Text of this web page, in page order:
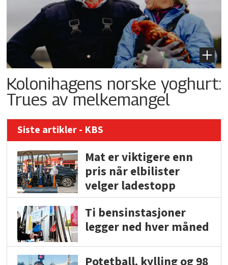
Kolonihagens norske yoghurt:
Trues av melkemangel
Siste artikler - KBS
Mat er viktigere enn
pris når elbilister
velger ladestopp
Ti bensinstasjoner
legger ned hver måned